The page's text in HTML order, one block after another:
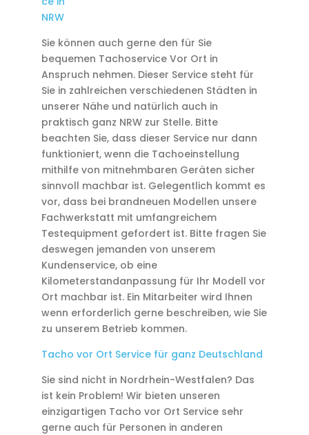
NRW
Sie können auch gerne den für Sie
bequemen Tachoservice Vor Ort in
Anspruch nehmen. Dieser Service steht für
Sie in zahlreichen verschiedenen Städten in
unserer Nähe und natürlich auch in
praktisch ganz NRW zur Stelle. Bitte
beachten Sie, dass dieser Service nur dann
funktioniert, wenn die Tachoeinstellung
mithilfe von mitnehmbaren Geräten sicher
sinnvoll machbar ist. Gelegentlich kommt es
vor, dass bei brandneuen Modellen unsere
Fachwerkstatt mit umfangreichem
Testequipment gefordert ist. Bitte fragen Sie
deswegen jemanden von unserem
Kundenservice, ob eine
Kilometerstandanpassung für Ihr Modell vor
Ort machbar ist. Ein Mitarbeiter wird Ihnen
wenn erforderlich gerne beschreiben, wie Sie
zu unserem Betrieb kommen.
Tacho vor Ort Service für ganz Deutschland
Sie sind nicht in Nordrhein-Westfalen? Das
ist kein Problem! Wir bieten unseren
einzigartigen Tacho vor Ort Service sehr
gerne auch für Personen in anderen